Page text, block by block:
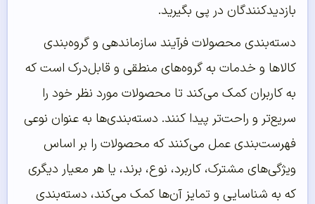
بازدیدکنندگان در پی بگیرید.
دسته‌بندی محصولات فرآیند سازماندهی و گروه‌بندی
کالاها و خدمات به گروه‌های منطقی و قابل‌درک است که
به کاربران کمک می‌کند تا محصولات مورد نظر خود را
سریع‌تر و راحت‌تر پیدا کنند. دسته‌بندی‌ها به عنوان نوعی
فهرست‌بندی عمل می‌کنند که محصولات را بر اساس
ویژگی‌های مشترک، کاربرد، نوع، برند، یا هر معیار دیگری
که به شناسایی و تمایز آن‌ها کمک می‌کند، دسته‌بندی